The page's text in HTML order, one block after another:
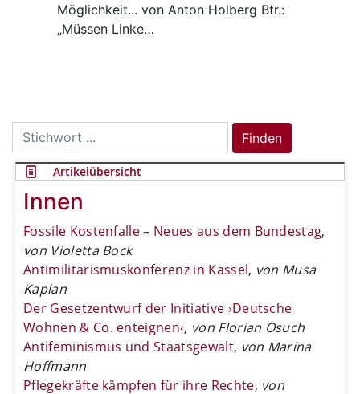
Möglichkeit... von Anton Holberg Btr.:
„Müssen Linke…
Search
for:
Finden
Artikelübersicht
Innen
Fossile Kostenfalle – Neues aus dem Bundestag,
von Violetta Bock
Antimilitarismuskonferenz in Kassel, von Musa
Kaplan
Der Gesetzentwurf der Initiative ›Deutsche
Wohnen & Co. enteignen‹, von Florian Osuch
Antifeminismus und Staatsgewalt, von Marina
Hoffmann
Pflegekräfte kämpfen für ihre Rechte, von